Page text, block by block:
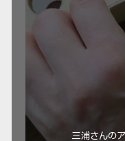
三浦さんの